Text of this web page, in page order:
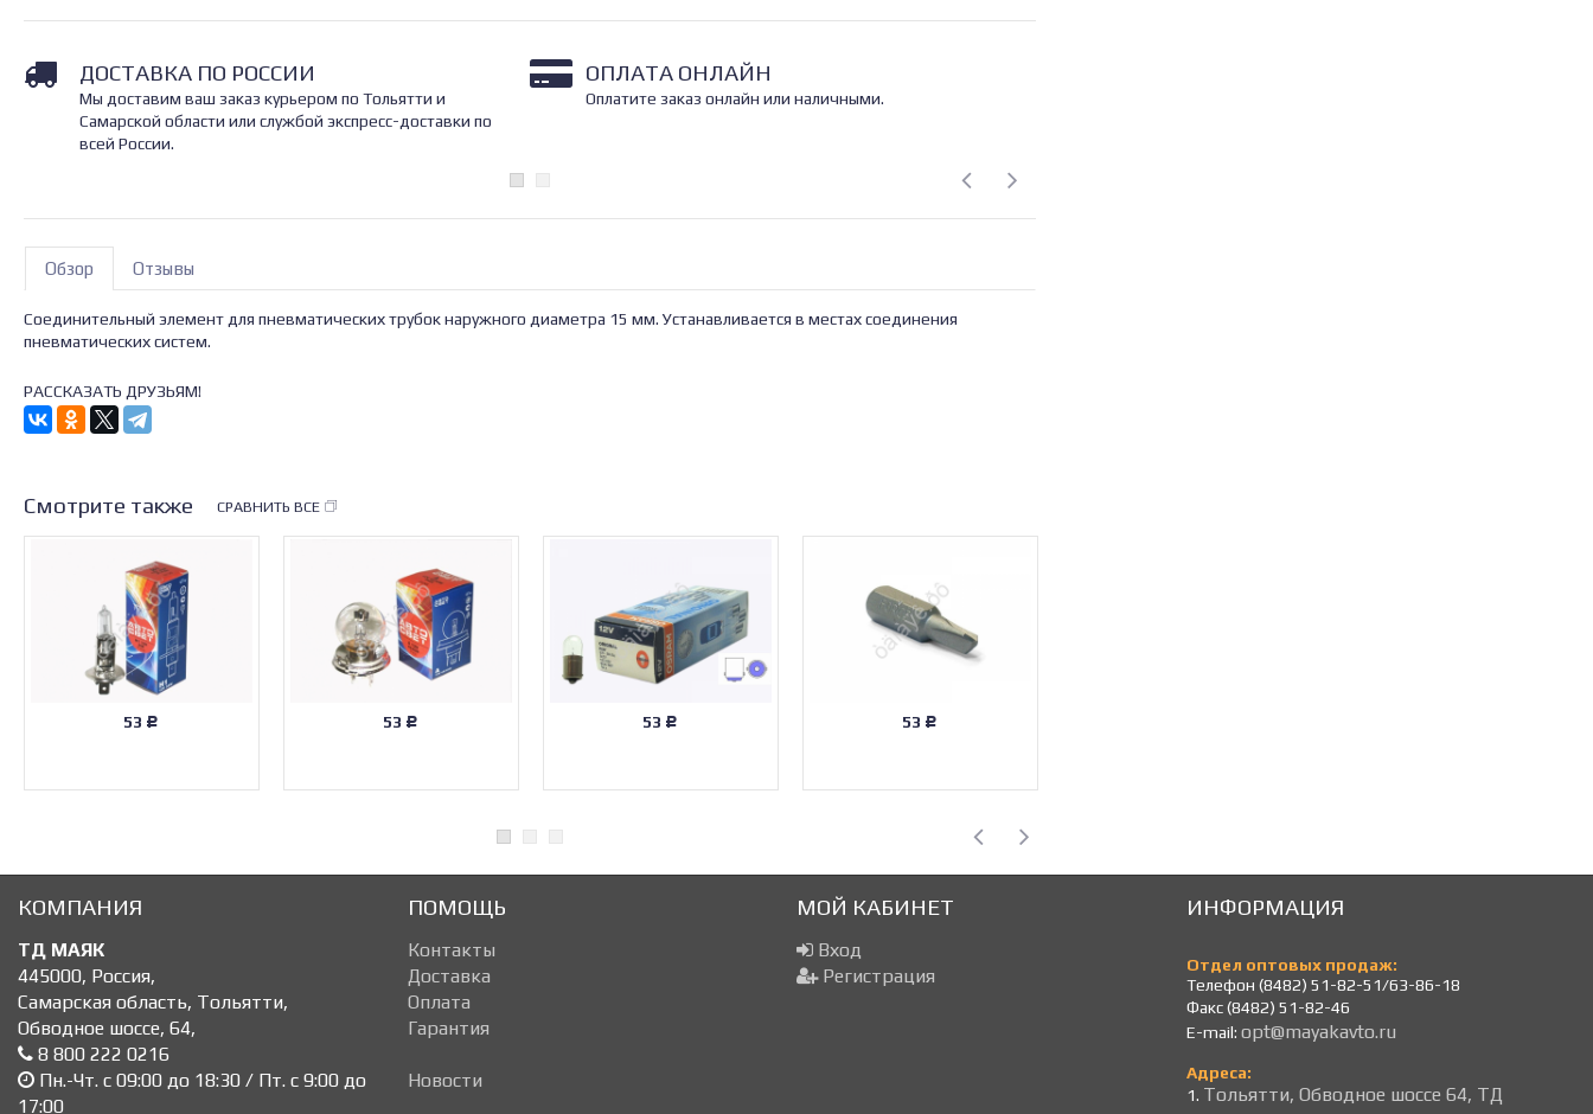
ДОСТАВКА ПО РОССИИ
Мы доставим ваш заказ курьером по Тольятти и
Самарской области или службой экспресс-доставки по
всей России.
ОПЛАТА ОНЛАЙН
Оплатите заказ онлайн или наличными.
Обзор Отзывы
Соединительный элемент для пневматических трубок наружного диаметра 15 мм. Устанавливается в местах соединения
пневматических систем.
РАССКАЗАТЬ ДРУЗЬЯМ!
Смотрите также СРАВНИТЬ ВСЕ
53 Р 53 Р 53 Р 53 Р
КОМПАНИЯ
ТД МАЯК
445000, Россия,
Самарская область, Тольятти,
Обводное шоссе, 64,
8 800 222 0216
Пн.-Чт. с 09:00 до 18:30 / Пт. с 9:00 до
17:00
ПОМОЩЬ
Контакты
Доставка
Оплата
Гарантия
Новости
МОЙ КАБИНЕТ
Вход
Регистрация
ИНФОРМАЦИЯ
Отдел оптовых продаж:
Телефон (8482) 51-82-51/63-86-18
Факс (8482) 51-82-46
E-mail: opt@mayakavto.ru
Адреса:
1. Тольятти, Обводное шоссе 64, ТД